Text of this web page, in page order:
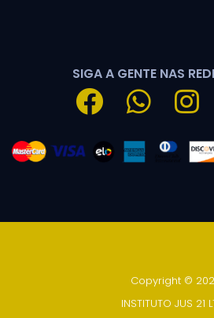
SIGA A GENTE NAS
Copyright ©
INSTITUTO JUS 21